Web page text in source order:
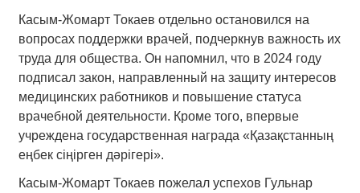
Касым-Жомарт Токаев отдельно остановился на
вопросах поддержки врачей, подчеркнув важность их
труда для общества. Он напомнил, что в 2024 году
подписал закон, направленный на защиту интересов
медицинских работников и повышение статуса
врачебной деятельности. Кроме того, впервые
учреждена государственная награда «Қазақстанның
еңбек сіңірген дәрігері».
Касым-Жомарт Токаев пожелал успехов Гульнар